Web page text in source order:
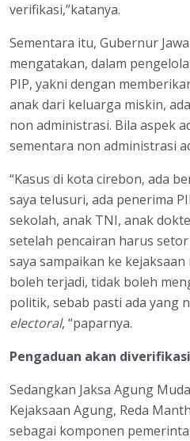
verifikasi,”katanya.
Sementara itu, Gubernur
mengatakan, dalam
PIP, yakni dengan
anak dari keluarga miskin,
non administrasi. Bila aspek
sementara non administrasi
“Kasus di kota cirebon, ada
saya telusuri, ada penerima
sekolah, anak TNI, anak
setelah pencairan harus
saya sampaikan ke
boleh terjadi, tidak boleh
politik, sebab pasti ada yang
electoral, “paparnya.
Pengaduan akan diverifikasi
Sedangkan Jaksa Agung
Kejaksaan Agung, Reda
sebagai komponen